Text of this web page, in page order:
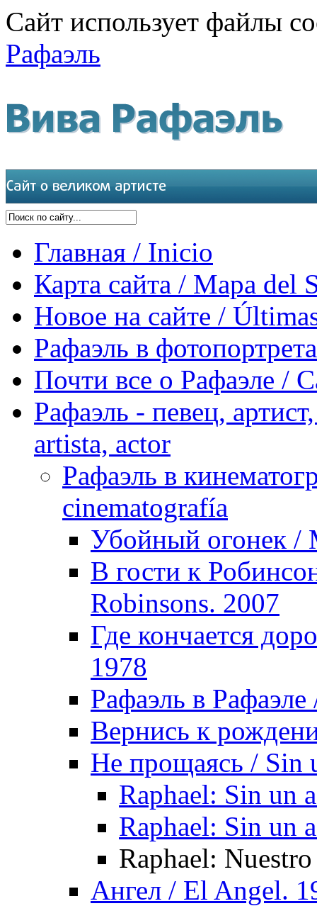
Сайт использует файлы
Рафаэль
Главная / Inicio
Карта сайта / Mapa del
Новое на сайте /
Рафаэль в
Почти все о Рафаэле /
Рафаэль - певец,
artista, actor
Рафаэль в
cinematografía
Убойный огонек /
В гости к
Robinsons. 2007
Где кончается
1978
Рафаэль в
Вернись к
Не прощаясь / Sin
Raphael: Sin un
Raphael: Sin un
Raphael:
Ангел / El Angel.